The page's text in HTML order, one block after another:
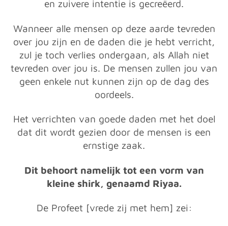
en zuivere intentie is gecreëerd.
Wanneer alle mensen op deze aarde tevreden
over jou zijn en de daden die je hebt verricht,
zul je toch verlies ondergaan, als Allah niet
tevreden over jou is. De mensen zullen jou van
geen enkele nut kunnen zijn op de dag des
oordeels.
Het verrichten van goede daden met het doel
dat dit wordt gezien door de mensen is een
ernstige zaak.
Dit behoort namelijk tot een vorm van
kleine shirk, genaamd Riyaa.
De Profeet [vrede zij met hem] zei: